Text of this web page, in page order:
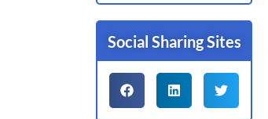
Social Sharing Sites